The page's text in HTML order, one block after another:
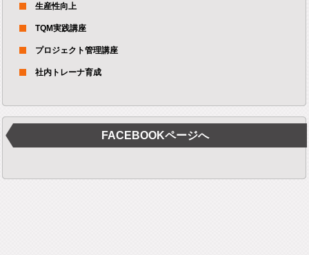
生産性向上
TQM実践講座
プロジェクト管理講座
社内トレーナ育成
FACEBOOKページへ